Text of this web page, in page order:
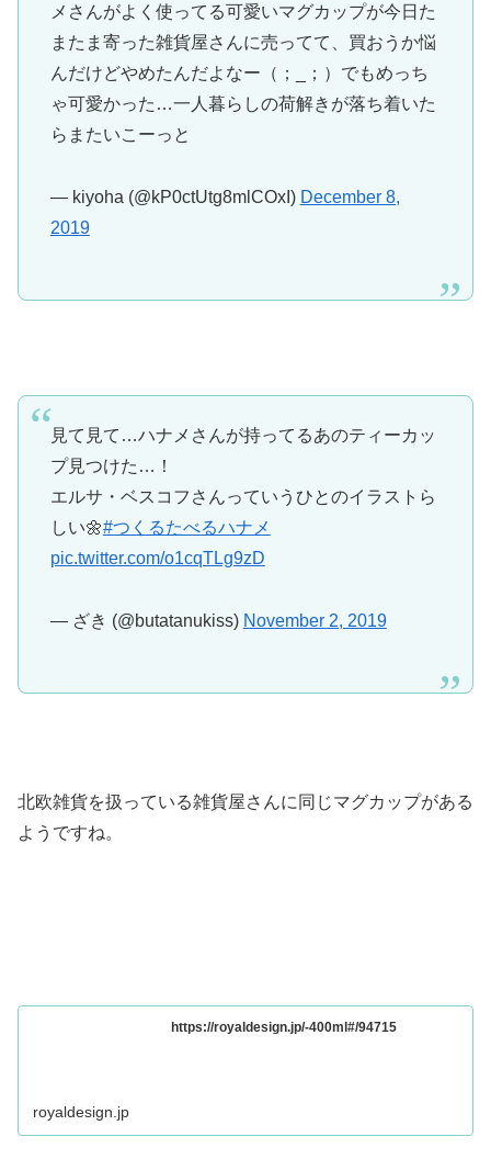
メさんがよく使ってる可愛いマグカップが今日た
またま寄った雑貨屋さんに売ってて、買おうか悩
んだけどやめたんだよなー（；_；）でもめっち
ゃ可愛かった…一人暮らしの荷解きが落ち着いた
らまたいこーっと
— kiyoha (@kP0ctUtg8mlCOxI) December 8,
2019
見て見て…ハナメさんが持ってるあのティーカッ
プ見つけた…！
エルサ・ベスコフさんっていうひとのイラストら
しい🌼#つくるたべるハナメ
pic.twitter.com/o1cqTLg9zD
— ざき (@butatanukiss) November 2, 2019
北欧雑貨を扱っている雑貨屋さんに同じマグカップがある
ようですね。
https://royaldesign.jp/-400ml#/94715
royaldesign.jp